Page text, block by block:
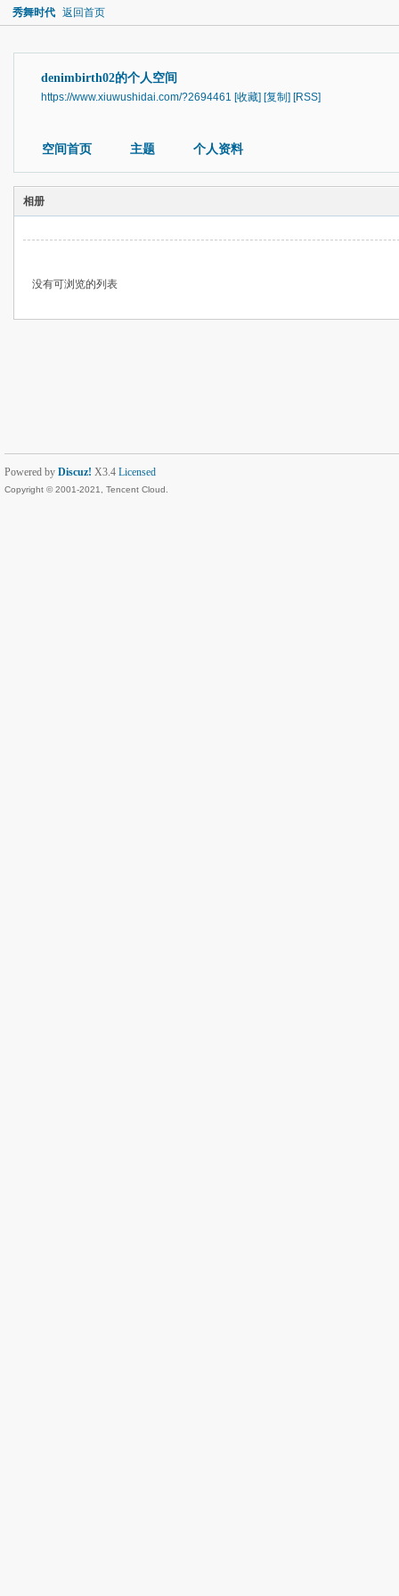
秀舞时代 返回首页
denimbirth02的个人空间
https://www.xiuwushidai.com/?2694461 [收藏] [复制] [RSS]
空间首页 主题 个人资料
相册
没有可浏览的列表
Powered by Discuz! X3.4 Licensed
Copyright © 2001-2021, Tencent Cloud.